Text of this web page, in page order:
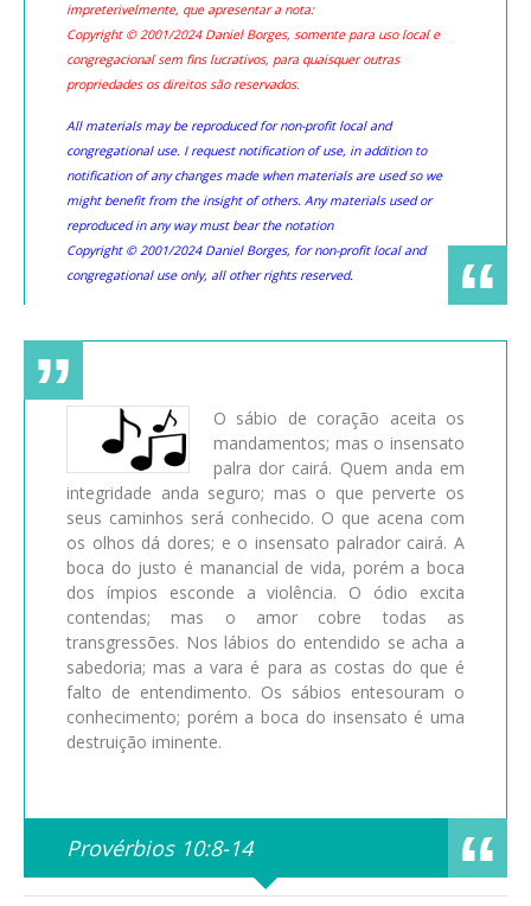
impreterivelmente, que apresentar a nota:
Copyright © 2001/2024 Daniel Borges, somente para uso local e
congregacional sem fins lucrativos, para quaisquer outras
propriedades os direitos são reservados.
All materials may be reproduced for non-profit local and
congregational use. I request notification of use, in addition to
notification of any changes made when materials are used so we
might benefit from the insight of others. Any materials used or
reproduced in any way must bear the notation
Copyright © 2001/2024 Daniel Borges, for non-profit local and
congregational use only, all other rights reserved.
O sábio de coração aceita os
mandamentos; mas o insensato
palra dor cairá. Quem anda em
integridade anda seguro; mas o que perverte os
seus caminhos será conhecido. O que acena com
os olhos dá dores; e o insensato palrador cairá. A
boca do justo é manancial de vida, porém a boca
dos ímpios esconde a violência. O ódio excita
contendas; mas o amor cobre todas as
transgressões. Nos lábios do entendido se acha a
sabedoria; mas a vara é para as costas do que é
falto de entendimento. Os sábios entesouram o
conhecimento; porém a boca do insensato é uma
destruição iminente.
Provérbios 10:8-14